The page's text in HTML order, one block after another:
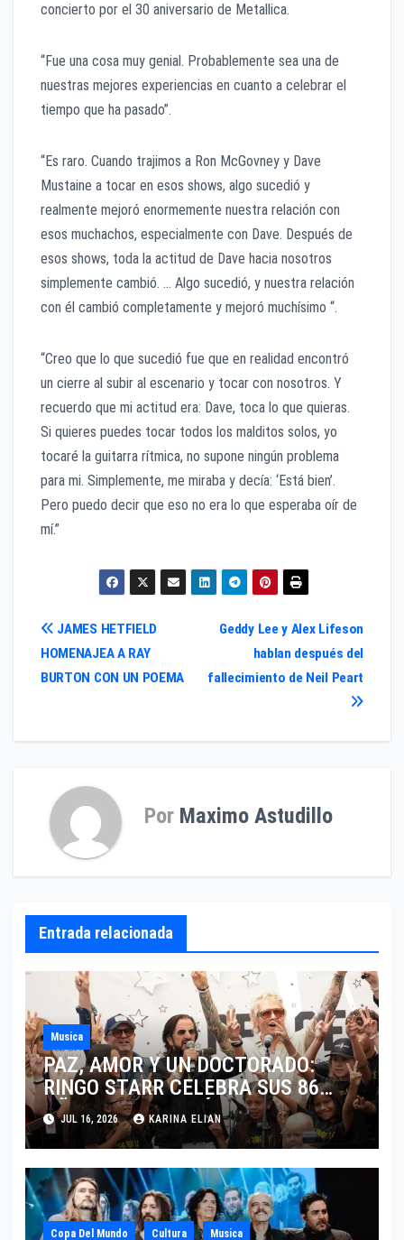
concierto por el 30 aniversario de Metallica.
“Fue una cosa muy genial. Probablemente sea una de
nuestras mejores experiencias en cuanto a celebrar el
tiempo que ha pasado”.
“Es raro. Cuando trajimos a Ron McGovney y Dave
Mustaine a tocar en esos shows, algo sucedió y
realmente mejoró enormemente nuestra relación con
esos muchachos, especialmente con Dave. Después de
esos shows, toda la actitud de Dave hacia nosotros
simplemente cambió. … Algo sucedió, y nuestra relación
con él cambió completamente y mejoró muchísimo “.
“Creo que lo que sucedió fue que en realidad encontró
un cierre al subir al escenario y tocar con nosotros. Y
recuerdo que mi actitud era: Dave, toca lo que quieras.
Si quieres puedes tocar todos los malditos solos, yo
tocaré la guitarra rítmica, no supone ningún problema
para mi. Simplemente, me miraba y decía: ‘Está bien’.
Pero puedo decir que eso no era lo que esperaba oír de
mí.”
Navegación
de
Geddy Lee y Alex Lifeson
hablan después del
fallecimiento de Neil Peart
JAMES HETFIELD
HOMENAJEA A RAY
BURTON CON UN POEMA
Por Maximo Astudillo
Entrada relacionada
Musica
PAZ, AMOR Y UN DOCTORADO:
RINGO STARR CELEBRA SUS 86
AÑOS CON LOS MÁXIMOS
HONORES DE LIVERPOOL
JUL 16, 2026 KARINA ELIAN
Copa Del Mundo Cultura Musica